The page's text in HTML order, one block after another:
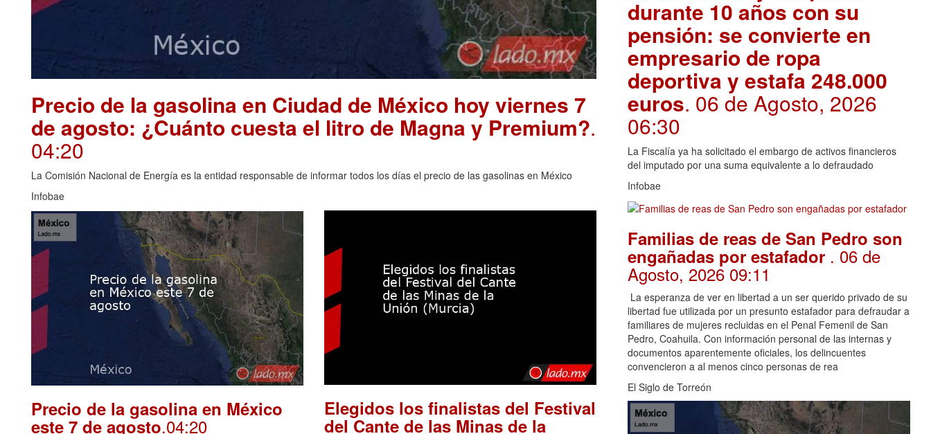
Precio de la gasolina en Ciudad de México hoy viernes 7
de agosto: ¿Cuánto cuesta el litro de Magna y Premium?.
04:20
La Comisión Nacional de Energía es la entidad responsable de informar todos los días el precio de las gasolinas en México
Infobae
Precio de la gasolina en México
este 7 de agosto.04:20
Elegidos los finalistas del Festival
del Cante de las Minas de la
durante 10 años con su
pensión: se convierte en
empresario de ropa
deportiva y estafa 248.000
euros. 06 de Agosto, 2026
06:30
La Fiscalía ya ha solicitado el embargo de activos financieros
del imputado por una suma equivalente a lo defraudado
Infobae
Familias de reas de San Pedro son
engañadas por estafador . 06 de
Agosto, 2026 09:11
La esperanza de ver en libertad a un ser querido privado de su
libertad fue utilizada por un presunto estafador para defraudar a
familiares de mujeres recluidas en el Penal Femenil de San
Pedro, Coahuila. Con información personal de las internas y
documentos aparentemente oficiales, los delincuentes
convencieron a al menos cinco personas de rea
El Siglo de Torreón